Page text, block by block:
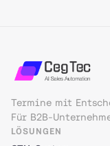
Termine mit
Für B2B-
LÖSUNGEN